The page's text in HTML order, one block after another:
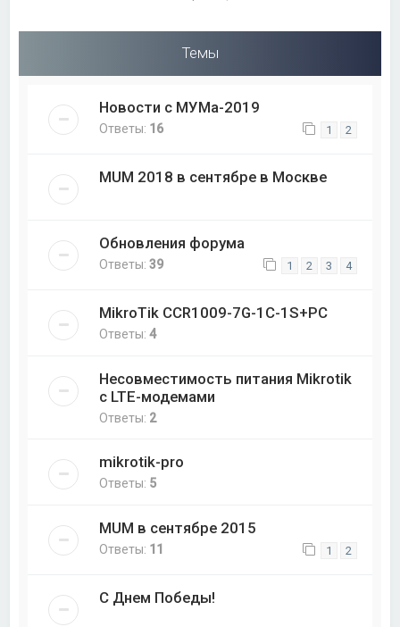
Темы
Новости с МУМа-2019
Ответы: 16 1 2
MUM 2018 в сентябре в Москве
Обновления форума
Ответы:39 1 2 3 4
MikroTik CCR1009-7G-1C-1S+PC
Ответы:4
Несовместимость питания Mikrotik
с LTE-модемами
Ответы: 2
mikrotik-pro
Ответы: 5
MUM в сентябре 2015
Ответы: 11 1 2
С Днем Победы!